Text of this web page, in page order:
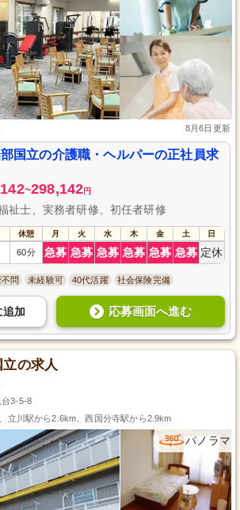
8月6日更新
国立の介護職・ヘルパーの正社員求
~298,142円
祉士、実務者研修、初任者研修
休憩 月 火 水 木 金 土 日
60分 急募 急募 急募 急募 急募 急募 定休
問 未経験可 40代活躍 社会保険完備
追加 応募画面へ進む
の求人
台3-5-8
立川駅から2.6km、西国分寺駅から2.9km
パノラマ